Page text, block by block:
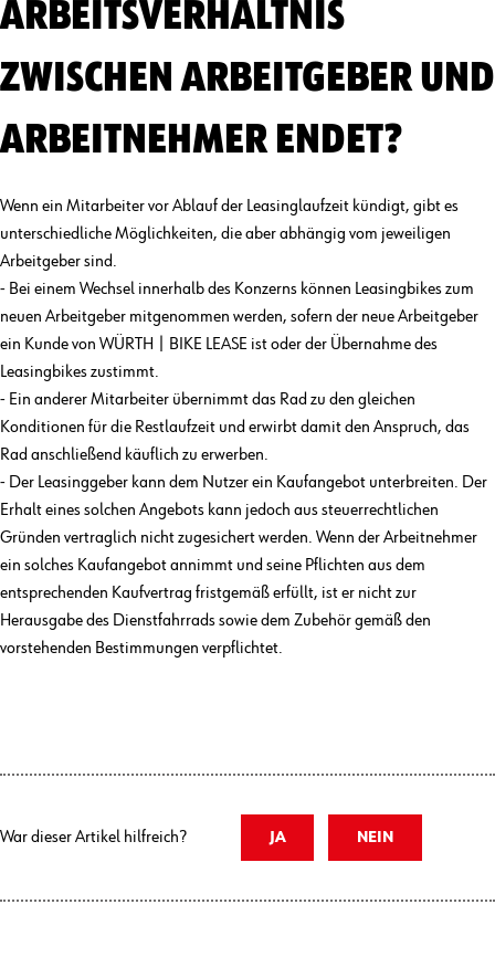
ARBEITSVERHÄLTNIS
ZWISCHEN ARBEITGEBER UND
ARBEITNEHMER ENDET?
Wenn ein Mitarbeiter vor Ablauf der Leasinglaufzeit kündigt, gibt es
unterschiedliche Möglichkeiten, die aber abhängig vom jeweiligen
Arbeitgeber sind.
- Bei einem Wechsel innerhalb des Konzerns können Leasingbikes zum
neuen Arbeitgeber mitgenommen werden, sofern der neue Arbeitgeber
ein Kunde von WÜRTH | BIKE LEASE ist oder der Übernahme des
Leasingbikes zustimmt.
- Ein anderer Mitarbeiter übernimmt das Rad zu den gleichen
Konditionen für die Restlaufzeit und erwirbt damit den Anspruch, das
Rad anschließend käuflich zu erwerben.
- Der Leasinggeber kann dem Nutzer ein Kaufangebot unterbreiten. Der
Erhalt eines solchen Angebots kann jedoch aus steuerrechtlichen
Gründen vertraglich nicht zugesichert werden. Wenn der Arbeitnehmer
ein solches Kaufangebot annimmt und seine Pflichten aus dem
entsprechenden Kaufvertrag fristgemäß erfüllt, ist er nicht zur
Herausgabe des Dienstfahrrads sowie dem Zubehör gemäß den
vorstehenden Bestimmungen verpflichtet.
War dieser Artikel hilfreich? JA NEIN